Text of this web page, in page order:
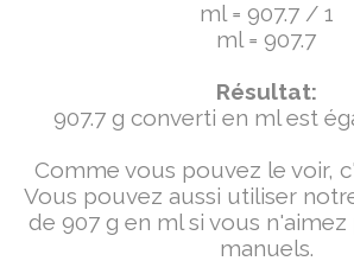
ml = 907.7 / 1
ml = 907.7
Résultat:
907.7 g converti en ml est
Comme vous pouvez le voir,
Vous pouvez aussi utiliser
de 907 g en ml si vous n'aimez
manuels.